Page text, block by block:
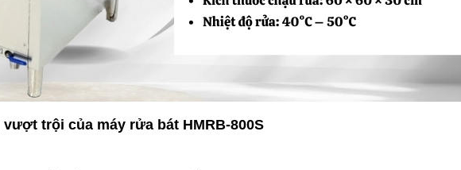
trội của máy rửa bát HMRB-800S